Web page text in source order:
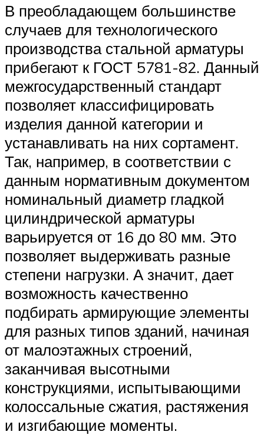
В преобладающем большинстве
случаев для технологического
производства стальной арматуры
прибегают к ГОСТ 5781-82. Данный
межгосударственный стандарт
позволяет классифицировать
изделия данной категории и
устанавливать на них сортамент.
Так, например, в соответствии с
данным нормативным документом
номинальный диаметр гладкой
цилиндрической арматуры
варьируется от 16 до 80 мм. Это
позволяет выдерживать разные
степени нагрузки. А значит, дает
возможность качественно
подбирать армирующие элементы
для разных типов зданий, начиная
от малоэтажных строений,
заканчивая высотными
конструкциями, испытывающими
колоссальные сжатия, растяжения
и изгибающие моменты.